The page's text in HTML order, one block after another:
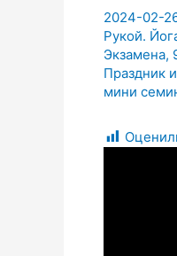
2024-02-
Рукой.
Экзамена,
Праздник
мини